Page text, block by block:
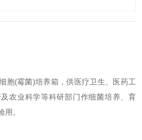
胞(霉菌)培养箱，供医疗卫生、医药工
农业科学等科研部门作细菌培养、育
。